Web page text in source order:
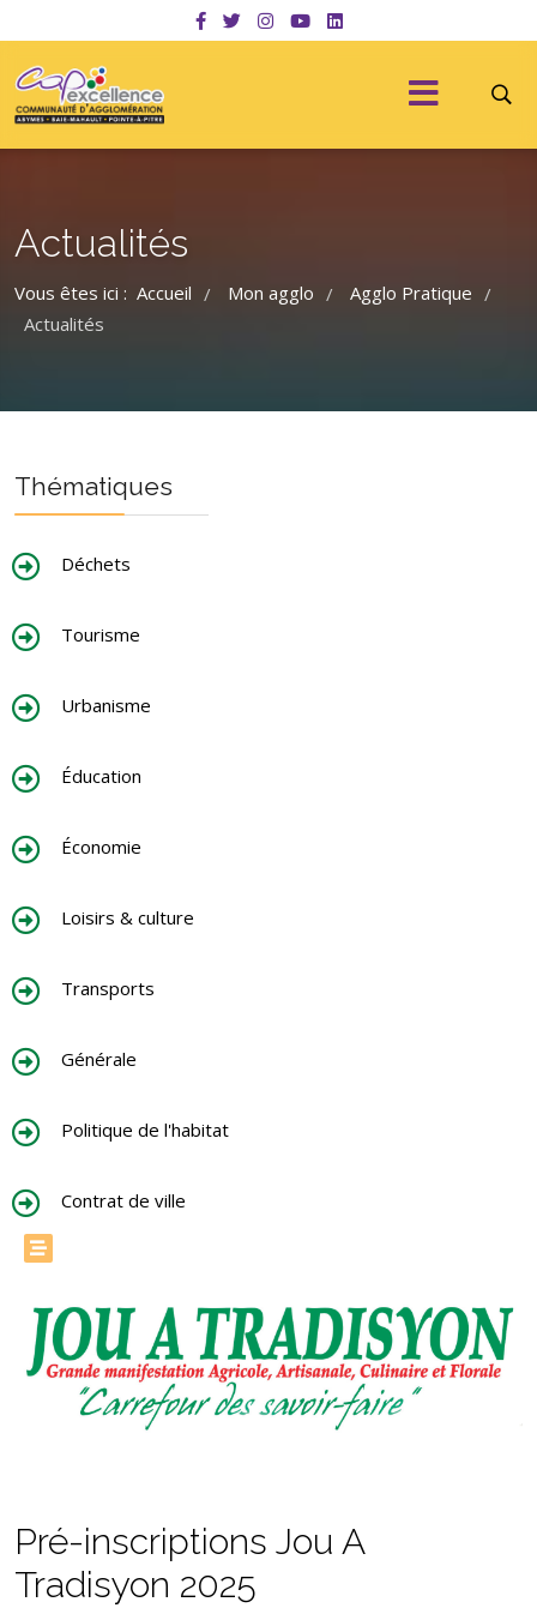
Actualités
Vous êtes ici : Accueil / Mon agglo / Agglo Pratique /
Actualités
Thématiques
Déchets
Tourisme
Urbanisme
Éducation
Économie
Loisirs & culture
Transports
Générale
Politique de l'habitat
Contrat de ville
Pré-inscriptions Jou A
Tradisyon 2025